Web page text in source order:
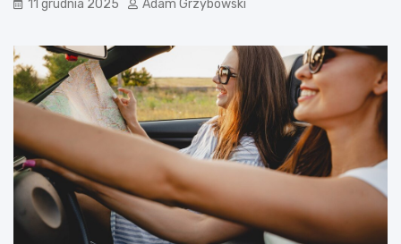
11 grudnia 2025 Adam Grzybowski